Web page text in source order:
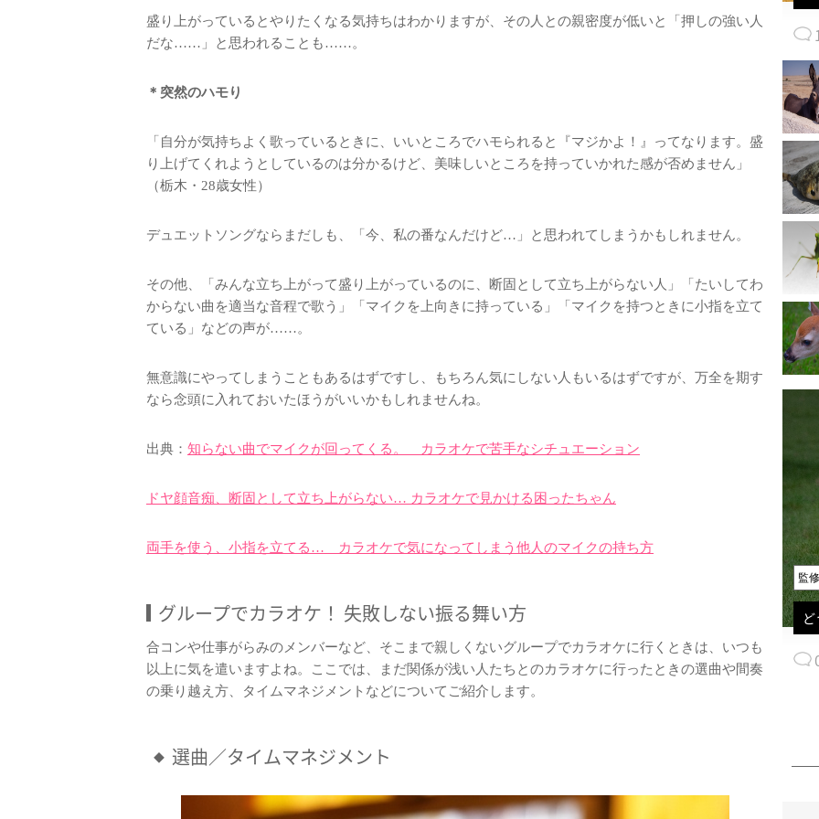
盛り上がっているとやりたくなる気持ちはわかりますが、その人との親密度が低いと「押しの強い人
だな……」と思われることも……。
＊突然のハモり
「自分が気持ちよく歌っているときに、いいところでハモられると『マジかよ！』ってなります。盛
り上げてくれようとしているのは分かるけど、美味しいところを持っていかれた感が否めません」
（栃木・28歳女性）
デュエットソングならまだしも、「今、私の番なんだけど…」と思われてしまうかもしれません。
その他、「みんな立ち上がって盛り上がっているのに、断固として立ち上がらない人」「たいしてわ
からない曲を適当な音程で歌う」「マイクを上向きに持っている」「マイクを持つときに小指を立て
ている」などの声が……。
無意識にやってしまうこともあるはずですし、もちろん気にしない人もいるはずですが、万全を期す
なら念頭に入れておいたほうがいいかもしれませんね。
出典： 知らない曲でマイクが回ってくる。 カラオケで苦手なシチュエーション
ドヤ顔音痴、断固として立ち上がらない… カラオケで見かける困ったちゃん
両手を使う、小指を立てる… カラオケで気になってしまう他人のマイクの持ち方
グループでカラオケ！ 失敗しない振る舞い方
合コンや仕事がらみのメンバーなど、そこまで親しくないグループでカラオケに行くときは、いつも
以上に気を遣いますよね。ここでは、まだ関係が浅い人たちとのカラオケに行ったときの選曲や間奏
の乗り越え方、タイムマネジメントなどについてご紹介します。
選曲／タイムマネジメント
監